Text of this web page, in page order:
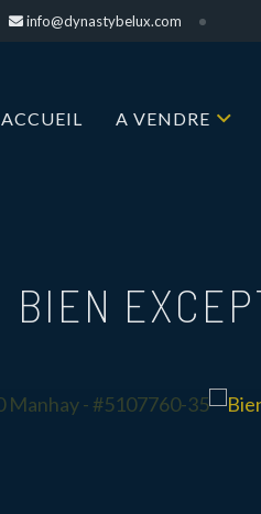
info@dynastybelux.com
ACCUEIL A VENDRE
BIEN